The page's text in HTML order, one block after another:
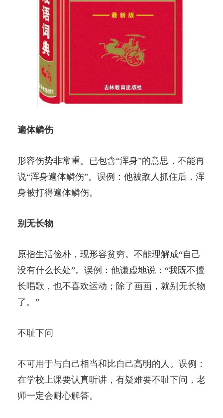
遍体鳞伤
形容伤势非常重。已包含“浑身”的意思，不能再
说“浑身遍体鳞伤”。误例：他被敌人抓住后，浑
身被打得遍体鳞伤。
别无长物
原指生活俭朴，现形容贫穷。不能理解成“自己
没有什么长处”。误例：他谦虚地说：“我既不擅
长唱歌，也不喜欢运动；除了画画，就别无长物
了。”
不耻下问
不可用于与自己相当和比自己高明的人。误例：
在学校上课要认真听讲，有疑难要不耻下问，老
师一定会耐心解答。